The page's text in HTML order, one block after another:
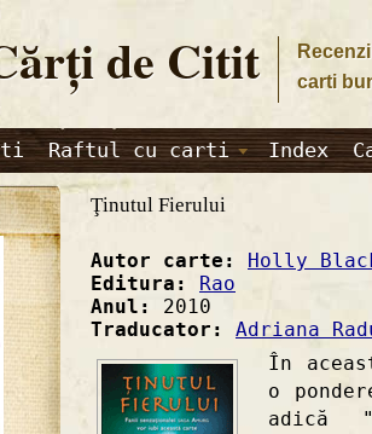
de Citit
carti
Raftul cu carti Index
Ţinutul Fierului
Autor carte: Holly
Editura: Rao
Anul: 2010
Traducator: Adriana
În
o
adică